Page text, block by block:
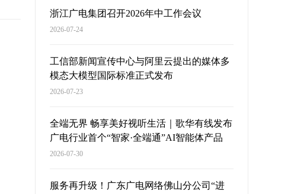
浙江广电集团召开2026年中工作会议
2026-07-24
工信部新闻宣传中心与阿里云提出的媒体多
模态大模型国际标准正式发布
2026-07-23
全端无界 畅享美好视听生活｜歌华有线发布
广电行业首个“智家·全端通”AI智能体产品
2026-07-30
服务再升级！广东广电网络佛山分公司“进